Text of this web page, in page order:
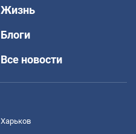
Жизнь
Блоги
Все новости
Харьков